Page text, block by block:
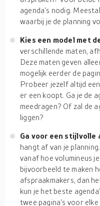
agenda's nodig.
waarbij je de planning
Kies een model met
verschillende maten,
Deze maten geven
mogelijk eerder de
Probeer jezelf altijd
er een koopt. Ga je de
meedragen? Of zal de
liggen?
Ga voor een stijlvolle
hangt af van je
vanaf hoe volumineus
bijvoorbeeld te maken
afspraakmakers, dan
kun je het beste
twee pagina's voor